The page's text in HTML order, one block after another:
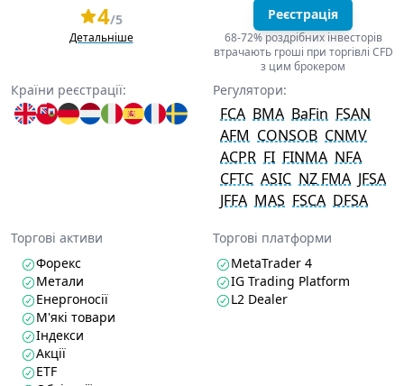
4/5
Детальніше
Реєстрація
68-72% роздрібних інвесторів
втрачають гроші при торгівлі CFD
з цим брокером
Країни реєстрації: Регулятори:
FCA BMA BaFin FSAN
AFM CONSOB CNMV
ACPR FI FINMA NFA
CFTC ASIC NZ FMA JFSA
JFFA MAS FSCA DFSA
Торгові активи
Форекс
Метали
Енергоносії
М'які товари
Індекси
Акції
ETF
Торгові платформи
MetaTrader 4
IG Trading Platform
L2 Dealer